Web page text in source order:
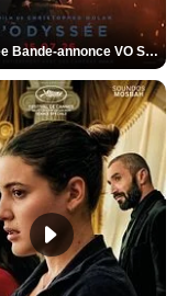
L'Odyssée Bande-annonce VO STFR